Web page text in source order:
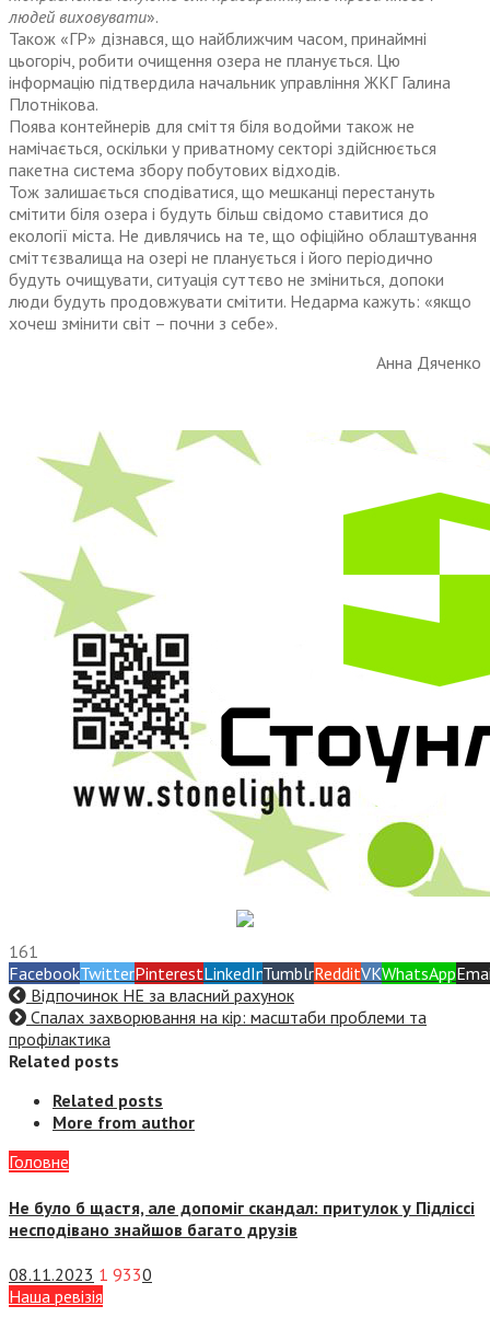
людей виховувати».
Також «ГР» дізнався, що найближчим часом, принаймні
цьогоріч, робити очищення озера не планується. Цю
інформацію підтвердила начальник управління ЖКГ Галина
Плотнікова.
Поява контейнерів для сміття біля водойми також не
намічається, оскільки у приватному секторі здійснюється
пакетна система збору побутових відходів.
Тож залишається сподіватися, що мешканці перестануть
смітити біля озера і будуть більш свідомо ставитися до
екології міста. Не дивлячись на те, що офіційно облаштування
сміттєзвалища на озері не планується і його періодично
будуть очищувати, ситуація суттєво не зміниться, допоки
люди будуть продовжувати смітити. Недарма кажуть: «якщо
хочеш змінити світ – поч­ни з себе».
Анна Дяченко
161
FacebookTwitterPinterestLinkedInTumblrRedditVKWhatsApp
Відпочинок НЕ за власний рахунок
Спалах захворювання на кір: масштаби проблеми та
профілактика
Related posts
Related posts
More from author
Головне
Не було б щастя, але допоміг скандал: притулок у Підліссі
несподівано знайшов багато друзів
08.11.2023 1 9330
Наша ревізія